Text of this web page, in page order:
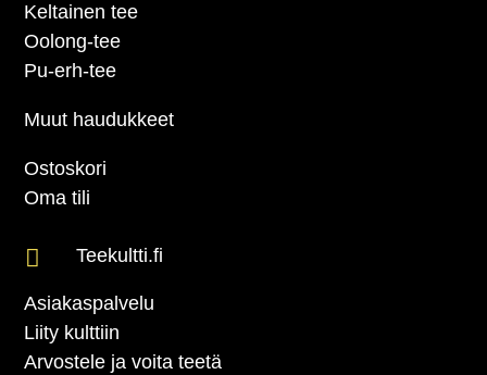
Keltainen tee
Oolong-tee
Pu-erh-tee
Muut haudukkeet
Ostoskori
Oma tili
 Teekultti.fi
Asiakaspalvelu
Liity kulttiin
Arvostele ja voita teetä